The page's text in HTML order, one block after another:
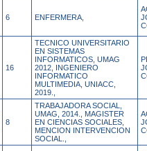
6 ENFERMERA,
16
TECNICO UNIVERSITARIO
EN SISTEMAS
INFORMATICOS, UMAG
2012, INGENIERO
INFORMATICO
MULTIMEDIA, UNIACC,
2019.,
8
TRABAJADORA SOCIAL,
UMAG, 2014., MAGISTER
EN CIENCIAS SOCIALES,
MENCION INTERVENCION
SOCIAL.,